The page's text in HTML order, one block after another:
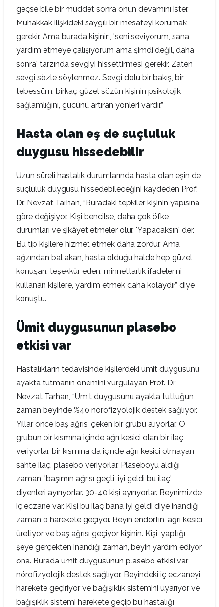
geçse bile bir müddet sonra onun devamını ister.
Muhakkak ilişkideki saygılı bir mesafeyi korumak
gerekir. Ama burada kişinin, 'seni seviyorum, sana
yardım etmeye çalışıyorum ama şimdi değil, daha
sonra' tarzında sevgiyi hissettirmesi gerekir. Zaten
sevgi sözle söylenmez. Sevgi dolu bir bakış, bir
tebessüm, birkaç güzel sözün kişinin psikolojik
sağlamlığını, gücünü artıran yönleri vardır.”
Hasta olan eş de suçluluk
duygusu hissedebilir
Uzun süreli hastalık durumlarında hasta olan eşin de
suçluluk duygusu hissedebileceğini kaydeden Prof.
Dr. Nevzat Tarhan, “Buradaki tepkiler kişinin yapısına
göre değişiyor. Kişi bencilse, daha çok öfke
durumları ve şikâyet etmeler olur. 'Yapacaksın' der.
Bu tip kişilere hizmet etmek daha zordur. Ama
ağzından bal akan, hasta olduğu halde hep güzel
konuşan, teşekkür eden, minnettarlık ifadelerini
kullanan kişilere, yardım etmek daha kolaydır.” diye
konuştu.
Ümit duygusunun plasebo
etkisi var
Hastalıkların tedavisinde kişilerdeki ümit duygusunu
ayakta tutmanın önemini vurgulayan Prof. Dr.
Nevzat Tarhan, “Ümit duygusunu ayakta tuttuğun
zaman beyinde %40 nörofizyolojik destek sağlıyor.
Yıllar önce baş ağrısı çeken bir grubu alıyorlar. O
grubun bir kısmına içinde ağrı kesici olan bir ilaç
veriyorlar, bir kısmına da içinde ağrı kesici olmayan
sahte ilaç, plasebo veriyorlar. Plaseboyu aldığı
zaman, 'başımın ağrısı geçti, iyi geldi bu ilaç'
diyenleri ayırıyorlar. 30-40 kişi ayırıyorlar. Beynimizde
iç eczane var. Kişi bu ilaç bana iyi geldi diye inandığı
zaman o harekete geçiyor. Beyin endorfin, ağrı kesici
üretiyor ve baş ağrısı geçiyor kişinin. Kişi, yaptığı
şeye gerçekten inandığı zaman, beyin yardım ediyor
ona. Burada ümit duygusunun plasebo etkisi var,
nörofizyolojik destek sağlıyor. Beyindeki iç eczaneyi
harekete geçiriyor ve bağışıklık sistemini uyarıyor ve
bağışıklık sistemi harekete geçip bu hastalığı